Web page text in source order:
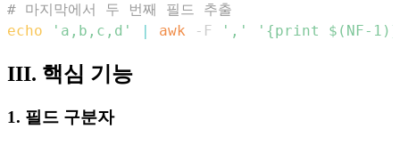
# 마지막에서 두 번째 필드 추출
echo
'a,b,c,d' awk -F ',' '{print $(NF-
III. 핵심 기능
1. 필드 구분자